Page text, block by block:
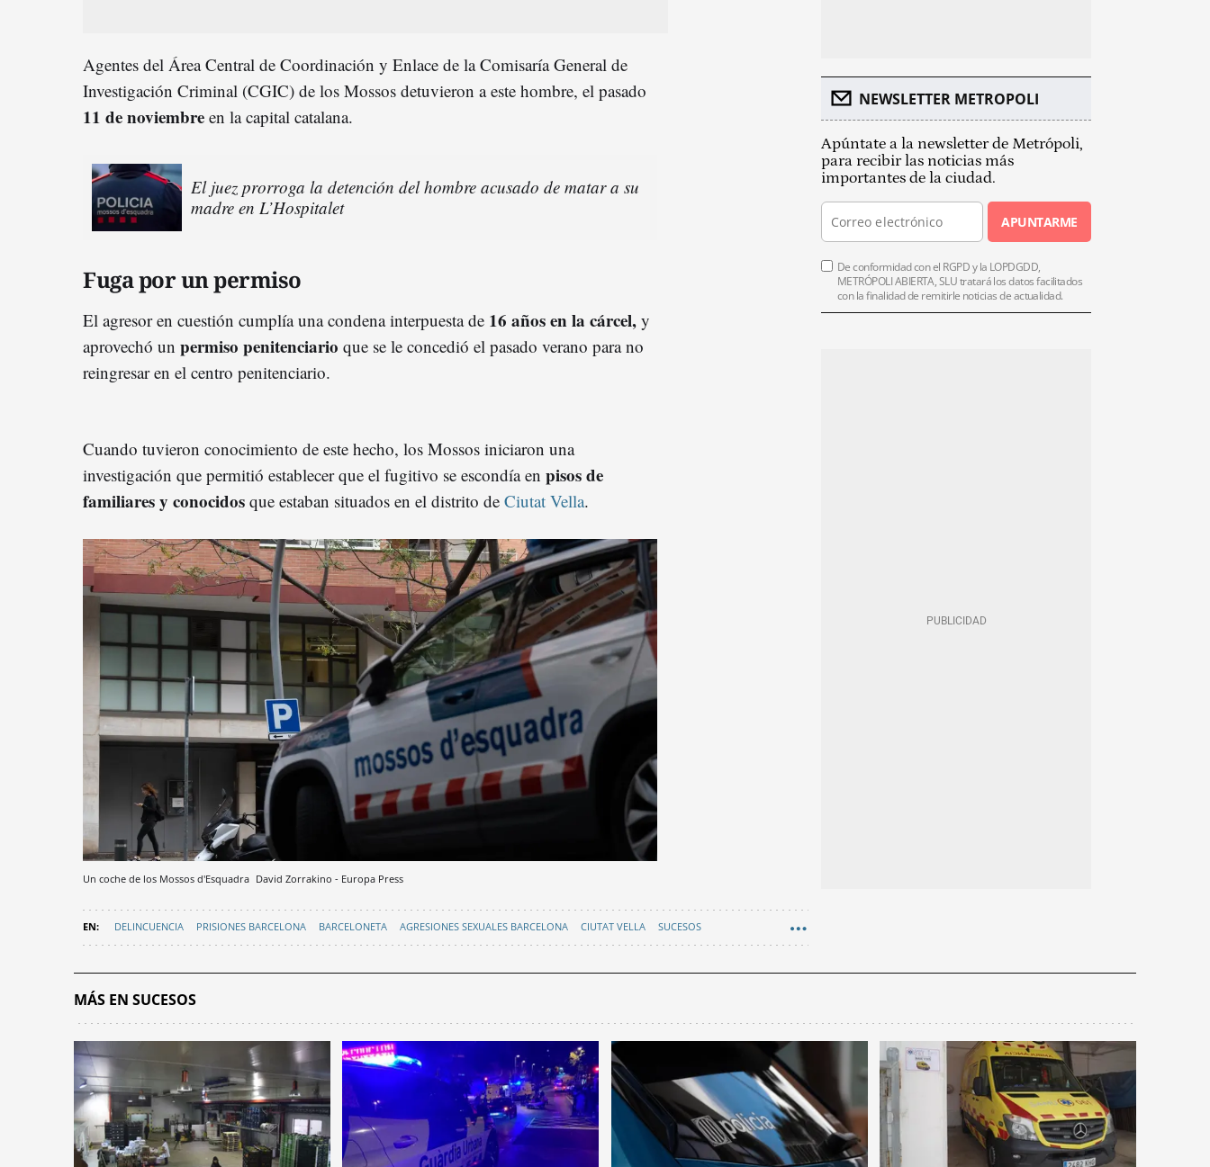
Agentes del Área Central de Coordinación y Enlace de la Comisaría General de
Investigación Criminal (CGIC) de los Mossos detuvieron a este hombre, el pasado
11 de noviembre en la capital catalana.
El juez prorroga la detención del hombre acusado de matar a su
madre en L’Hospitalet
Fuga por un permiso
El agresor en cuestión cumplía una condena interpuesta de 16 años en la cárcel, y
aprovechó un permiso penitenciario que se le concedió el pasado verano para no
reingresar en el centro penitenciario.
Cuando tuvieron conocimiento de este hecho, los Mossos iniciaron una
investigación que permitió establecer que el fugitivo se escondía en pisos de
familiares y conocidos que estaban situados en el distrito de Ciutat Vella.
Un coche de los Mossos d'Esquadra David Zorrakino - Europa Press
DELINCUENCIA PRISIONES BARCELONA BARCELONETA AGRESIONES SEXUALES BARCELONA CIUTAT VELLA SUCESOS
NEWSLETTER METROPOLI
Apúntate a la newsletter de Metrópoli,
para recibir las noticias más
importantes de la ciudad.
APUNTARME
De conformidad con el RGPD y la LOPDGDD,
METRÓPOLI ABIERTA, SLU tratará los datos facilitados
con la finalidad de remitirle noticias de actualidad.
MÁS EN SUCESOS